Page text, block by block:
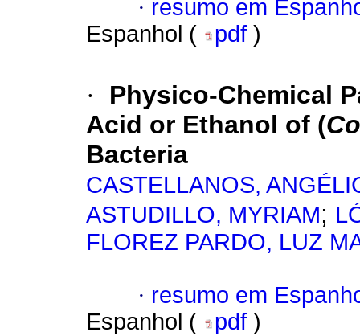
· resumo em
Espanhol (
pdf )
·
Physico-Chemical
Acid or Ethanol of (
Bacteria
CASTELLANOS,
ASTUDILLO, MYRIAM;
FLOREZ PARDO, LUZ
· resumo em
Espanhol (
pdf )